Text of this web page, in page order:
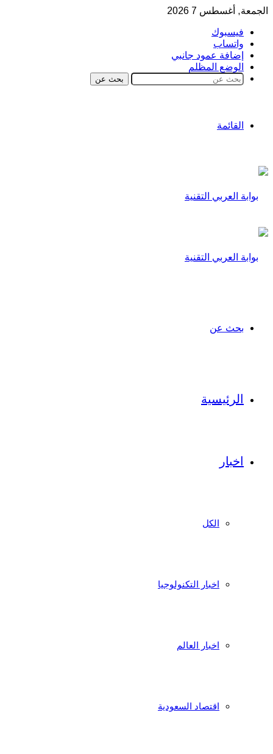
الجمعة, أغسطس 7 2026
فيسبوك
واتساب
إضافة عمود جانبي
الوضع المظلم
بحث عن
القائمة
بحث عن
الرئيسية
اخبار
الكل
اخبار التكنولوجيا
اخبار العالم
اقتصاد السعودية